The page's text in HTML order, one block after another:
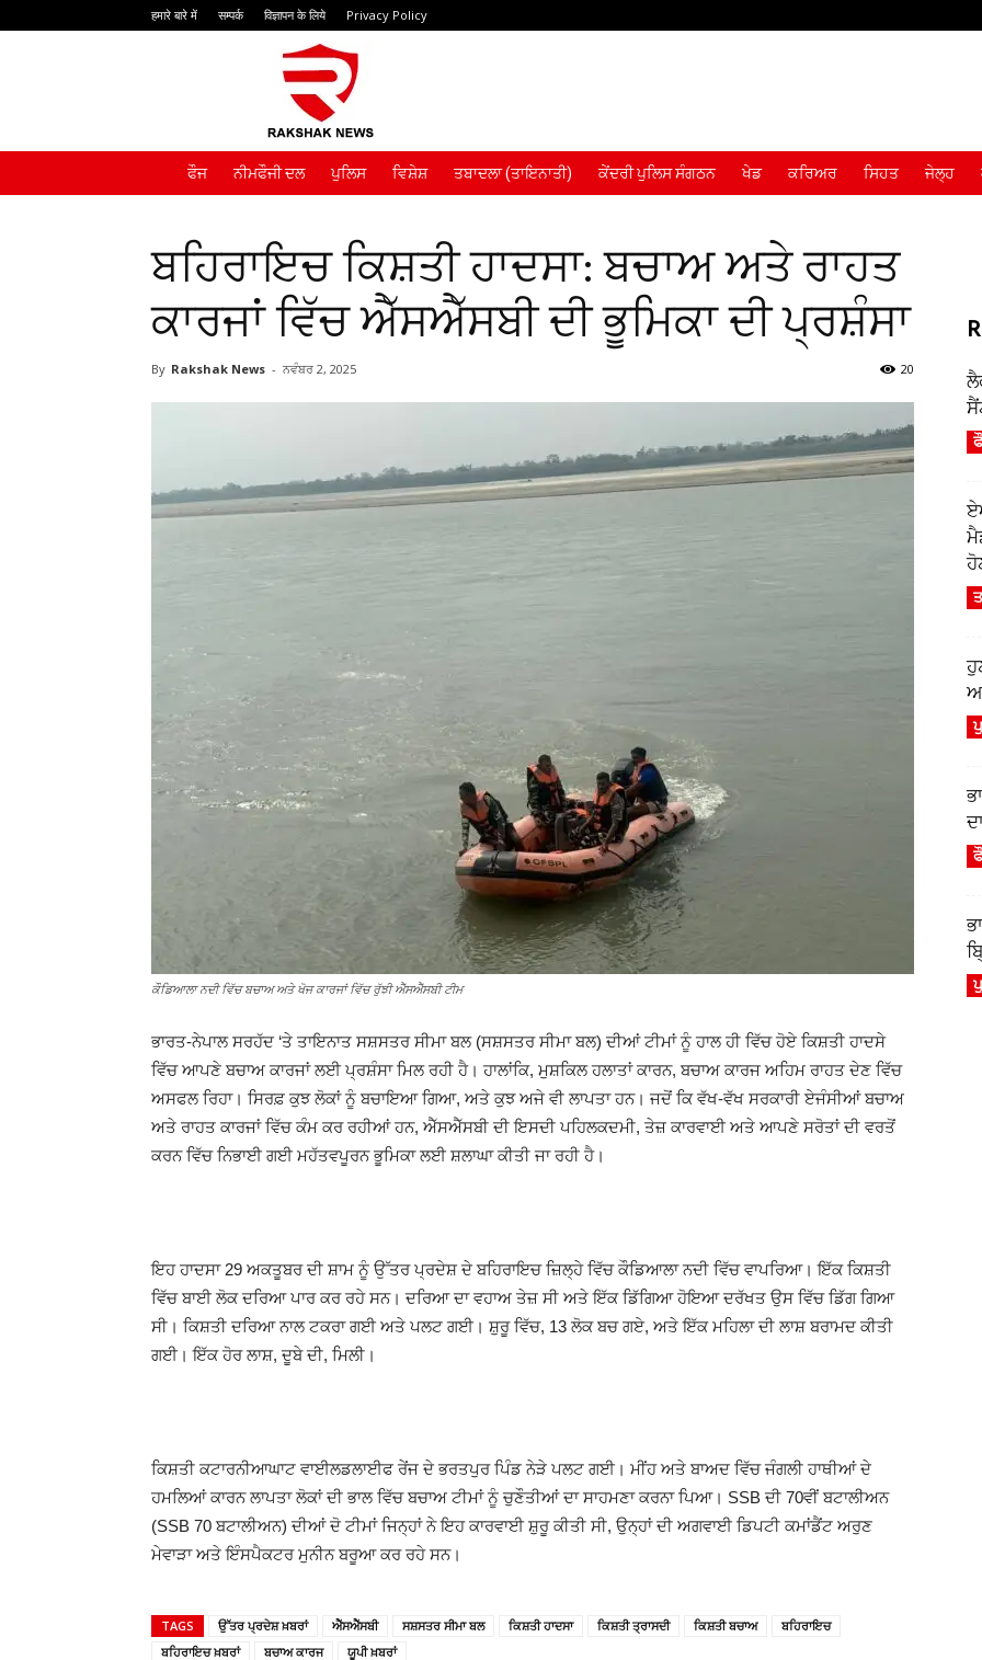
हमारे बारे में सम्पर्क विज्ञापन के लिये Privacy Policy
ਫੌਜ ਨੀਮਫੌਜੀ ਦਲ ਪੁਲਿਸ ਵਿਸ਼ੇਸ਼ ਤਬਾਦਲਾ (ਤਾਇਨਾਤੀ) ਕੇਂਦਰੀ ਪੁਲਿਸ ਸੰਗਠਨ ਖੇਡ ਕਰਿਅਰ ਸਿਹਤ ਜੇਲ੍ਹ
ਬਹਿਰਾਇਚ ਕਿਸ਼ਤੀ ਹਾਦਸਾ: ਬਚਾਅ ਅਤੇ ਰਾਹਤ
ਕਾਰਜਾਂ ਵਿੱਚ ਐੱਸਐੱਸਬੀ ਦੀ ਭੂਮਿਕਾ ਦੀ ਪ੍ਰਸ਼ੰਸਾ
By Rakshak News - ਨਵੰਬਰ 2, 2025 20
ਕੌਡਿਆਲਾ ਨਦੀ ਵਿੱਚ ਬਚਾਅ ਅਤੇ ਖੋਜ ਕਾਰਜਾਂ ਵਿੱਚ ਰੁੱਝੀ ਐੱਸਐੱਸਬੀ ਟੀਮ
ਭਾਰਤ-ਨੇਪਾਲ ਸਰਹੱਦ ‘ਤੇ ਤਾਇਨਾਤ ਸਸ਼ਸਤਰ ਸੀਮਾ ਬਲ (ਸਸ਼ਸਤਰ ਸੀਮਾ ਬਲ) ਦੀਆਂ ਟੀਮਾਂ ਨੂੰ ਹਾਲ ਹੀ ਵਿੱਚ ਹੋਏ ਕਿਸ਼ਤੀ ਹਾਦਸੇ
ਵਿੱਚ ਆਪਣੇ ਬਚਾਅ ਕਾਰਜਾਂ ਲਈ ਪ੍ਰਸ਼ੰਸਾ ਮਿਲ ਰਹੀ ਹੈ। ਹਾਲਾਂਕਿ, ਮੁਸ਼ਕਿਲ ਹਲਾਤਾਂ ਕਾਰਨ, ਬਚਾਅ ਕਾਰਜ ਅਹਿਮ ਰਾਹਤ ਦੇਣ ਵਿੱਚ
ਅਸਫਲ ਰਿਹਾ। ਸਿਰਫ਼ ਕੁਝ ਲੋਕਾਂ ਨੂੰ ਬਚਾਇਆ ਗਿਆ, ਅਤੇ ਕੁਝ ਅਜੇ ਵੀ ਲਾਪਤਾ ਹਨ। ਜਦੋਂ ਕਿ ਵੱਖ-ਵੱਖ ਸਰਕਾਰੀ ਏਜੰਸੀਆਂ ਬਚਾਅ
ਅਤੇ ਰਾਹਤ ਕਾਰਜਾਂ ਵਿੱਚ ਕੰਮ ਕਰ ਰਹੀਆਂ ਹਨ, ਐੱਸਐੱਸਬੀ ਦੀ ਇਸਦੀ ਪਹਿਲਕਦਮੀ, ਤੇਜ਼ ਕਾਰਵਾਈ ਅਤੇ ਆਪਣੇ ਸਰੋਤਾਂ ਦੀ ਵਰਤੋਂ
ਕਰਨ ਵਿੱਚ ਨਿਭਾਈ ਗਈ ਮਹੱਤਵਪੂਰਨ ਭੂਮਿਕਾ ਲਈ ਸ਼ਲਾਘਾ ਕੀਤੀ ਜਾ ਰਹੀ ਹੈ।
ਇਹ ਹਾਦਸਾ 29 ਅਕਤੂਬਰ ਦੀ ਸ਼ਾਮ ਨੂੰ ਉੱਤਰ ਪ੍ਰਦੇਸ਼ ਦੇ ਬਹਿਰਾਇਚ ਜ਼ਿਲ੍ਹੇ ਵਿੱਚ ਕੌਡਿਆਲਾ ਨਦੀ ਵਿੱਚ ਵਾਪਰਿਆ। ਇੱਕ ਕਿਸ਼ਤੀ
ਵਿੱਚ ਬਾਈ ਲੋਕ ਦਰਿਆ ਪਾਰ ਕਰ ਰਹੇ ਸਨ। ਦਰਿਆ ਦਾ ਵਹਾਅ ਤੇਜ਼ ਸੀ ਅਤੇ ਇੱਕ ਡਿੱਗਿਆ ਹੋਇਆ ਦਰੱਖਤ ਉਸ ਵਿੱਚ ਡਿੱਗ ਗਿਆ
ਸੀ। ਕਿਸ਼ਤੀ ਦਰਿਆ ਨਾਲ ਟਕਰਾ ਗਈ ਅਤੇ ਪਲਟ ਗਈ। ਸ਼ੁਰੂ ਵਿੱਚ, 13 ਲੋਕ ਬਚ ਗਏ, ਅਤੇ ਇੱਕ ਮਹਿਲਾ ਦੀ ਲਾਸ਼ ਬਰਾਮਦ ਕੀਤੀ
ਗਈ। ਇੱਕ ਹੋਰ ਲਾਸ਼, ਦੂਬੇ ਦੀ, ਮਿਲੀ।
ਕਿਸ਼ਤੀ ਕਟਾਰਨੀਆਘਾਟ ਵਾਈਲਡਲਾਈਫ ਰੇਂਜ ਦੇ ਭਰਤਪੁਰ ਪਿੰਡ ਨੇੜੇ ਪਲਟ ਗਈ। ਮੀਂਹ ਅਤੇ ਬਾਅਦ ਵਿੱਚ ਜੰਗਲੀ ਹਾਥੀਆਂ ਦੇ
ਹਮਲਿਆਂ ਕਾਰਨ ਲਾਪਤਾ ਲੋਕਾਂ ਦੀ ਭਾਲ ਵਿੱਚ ਬਚਾਅ ਟੀਮਾਂ ਨੂੰ ਚੁਣੌਤੀਆਂ ਦਾ ਸਾਹਮਣਾ ਕਰਨਾ ਪਿਆ। SSB ਦੀ 70ਵੀਂ ਬਟਾਲੀਅਨ
(SSB 70 ਬਟਾਲੀਅਨ) ਦੀਆਂ ਦੋ ਟੀਮਾਂ ਜਿਨ੍ਹਾਂ ਨੇ ਇਹ ਕਾਰਵਾਈ ਸ਼ੁਰੂ ਕੀਤੀ ਸੀ, ਉਨ੍ਹਾਂ ਦੀ ਅਗਵਾਈ ਡਿਪਟੀ ਕਮਾਂਡੈਂਟ ਅਰੁਣ
ਮੇਵਾੜਾ ਅਤੇ ਇੰਸਪੈਕਟਰ ਮੁਨੀਨ ਬਰੂਆ ਕਰ ਰਹੇ ਸਨ।
TAGS ਉੱਤਰ ਪ੍ਰਦੇਸ਼ ਖ਼ਬਰਾਂ ਐੱਸਐੱਸਬੀ ਸਸ਼ਸਤਰ ਸੀਮਾ ਬਲ ਕਿਸ਼ਤੀ ਹਾਦਸਾ ਕਿਸ਼ਤੀ ਤ੍ਰਾਸਦੀ ਕਿਸ਼ਤੀ ਬਚਾਅ
ਬਹਿਰਾਇਚ
ਬਹਿਰਾਇਚ ਖ਼ਬਰਾਂ
ਬਚਾਅ ਕਾਰਜ ਯੂਪੀ ਖ਼ਬਰਾਂ